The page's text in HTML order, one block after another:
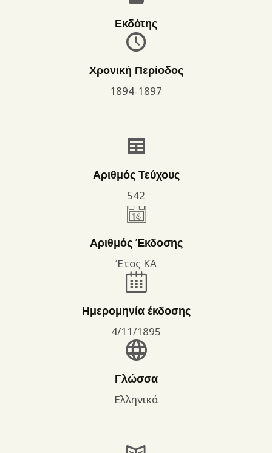
Εκδότης
Χρονική Περίοδος
1894-1897
Αριθμός Τεύχους
542
Αριθμός Έκδοσης
Έτος ΚΑ
Ημερομηνία έκδοσης
4/11/1895
Γλώσσα
Ελληνικά